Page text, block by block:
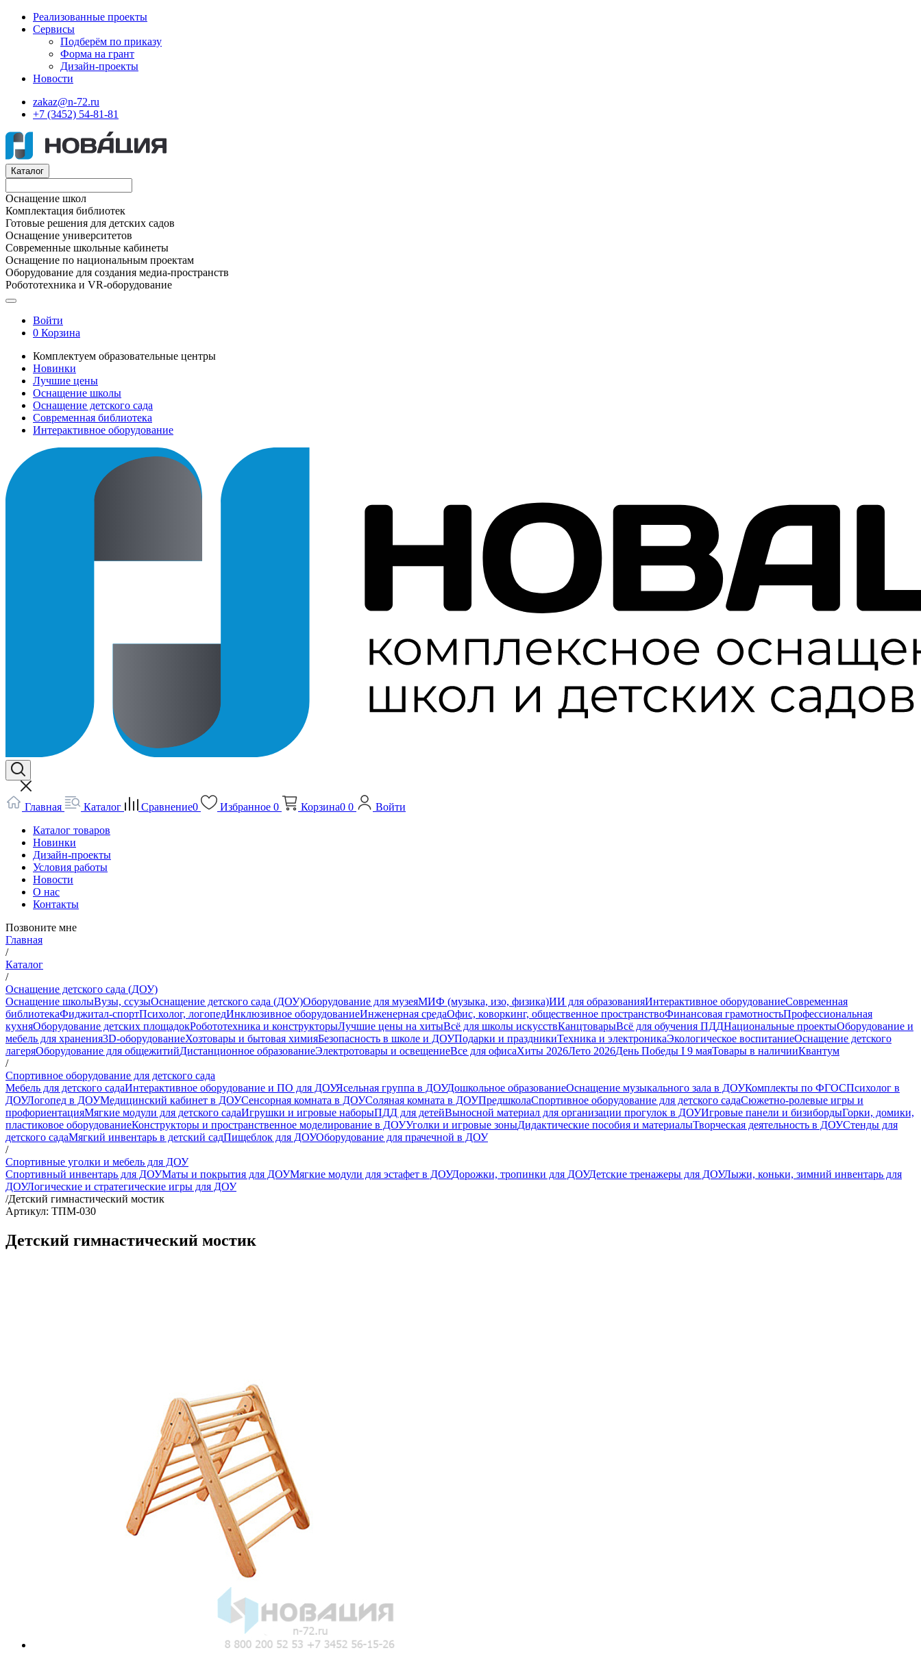
Реализованные проекты
Сервисы
Подберём по приказу
Форма на грант
Дизайн-проекты
Новости
zakaz@n-72.ru
+7 (3452) 54-81-81
Каталог
Оснащение школ
Комплектация библиотек
Готовые решения для детских садов
Оснащение университетов
Современные школьные кабинеты
Оснащение по национальным проектам
Оборудование для создания медиа-пространств
Робототехника и VR-оборудование
Войти
0 Корзина
Комплектуем образовательные центры
Новинки
Лучшие цены
Оснащение школы
Оснащение детского сада
Современная библиотека
Интерактивное оборудование
Главная Каталог Сравнение0 Избранное 0 Корзина0 0
Войти
Каталог товаров
Новинки
Дизайн-проекты
Условия работы
Новости
О нас
Контакты
Позвоните мне
Главная
/
Каталог
/
Оснащение детского сада (ДОУ)
Оснащение школыВузы, ссузыОснащение детского сада (ДОУ)Оборудование для музеяМИФ (музыка, изо, физика)ИИ для образованияИнтерактивное оборудованиеСовременная
библиотекаФиджитал-спортПсихолог, логопедИнклюзивное оборудованиеИнженерная средаОфис, коворкинг, общественное пространствоФинансовая грамотностьПрофессиональная
кухняОборудование детских площадокРобототехника и конструкторыЛучшие цены на хитыВсё для школы искусствКанцтоварыВсё для обучения ПДДНациональные проектыОборудование и
мебель для хранения3D-оборудованиеХозтовары и бытовая химияБезопасность в школе и ДОУПодарки и праздникиТехника и электроникаЭкологическое воспитаниеОснащение детского
лагеряОборудование для общежитийДистанционное образованиеЭлектротовары и освещениеВсе для офисаХиты 2026Лето 2026День Победы I 9 маяТовары в наличииКвантум
/
Спортивное оборудование для детского сада
Мебель для детского садаИнтерактивное оборудование и ПО для ДОУЯсельная группа в ДОУДошкольное образованиеОснащение музыкального зала в ДОУКомплекты по ФГОСПсихолог в
ДОУЛогопед в ДОУМедицинский кабинет в ДОУСенсорная комната в ДОУСоляная комната в ДОУПредшколаСпортивное оборудование для детского садаСюжетно-ролевые игры и
профориентацияМягкие модули для детского садаИгрушки и игровые наборыПДД для детейВыносной материал для организации прогулок в ДОУИгровые панели и бизибордыГорки, домики,
пластиковое оборудованиеКонструкторы и пространственное моделирование в ДОУУголки и игровые зоныДидактические пособия и материалыТворческая деятельность в ДОУСтенды для
детского садаМягкий инвентарь в детский садПищеблок для ДОУОборудование для прачечной в ДОУ
/
Спортивные уголки и мебель для ДОУ
Спортивный инвентарь для ДОУМаты и покрытия для ДОУМягкие модули для эстафет в ДОУДорожки, тропинки для ДОУДетские тренажеры для ДОУЛыжи, коньки, зимний инвентарь для
ДОУЛогические и стратегические игры для ДОУ
/Детский гимнастический мостик
Артикул: ТПМ-030
Детский гимнастический мостик